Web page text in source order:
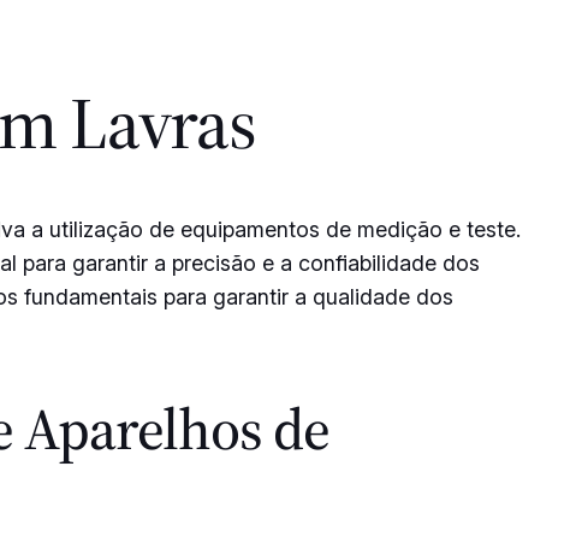
Lavras
a utilização de equipamentos de medição e teste.
para garantir a precisão e a confiabilidade dos
fundamentais para garantir a qualidade dos
Aparelhos de